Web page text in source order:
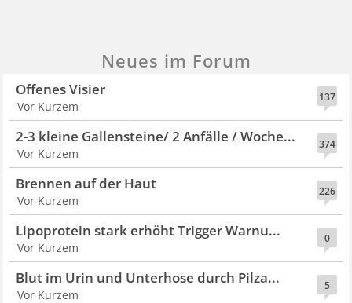
Neues im Forum
137
Offenes Visier
Vor Kurzem
374
2-3 kleine Gallensteine/ 2 Anfälle / Woche...
Vor Kurzem
226
Brennen auf der Haut
Vor Kurzem
0
Lipoprotein stark erhöht Trigger Warnu...
Vor Kurzem
5
Blut im Urin und Unterhose durch Pilza...
Vor Kurzem